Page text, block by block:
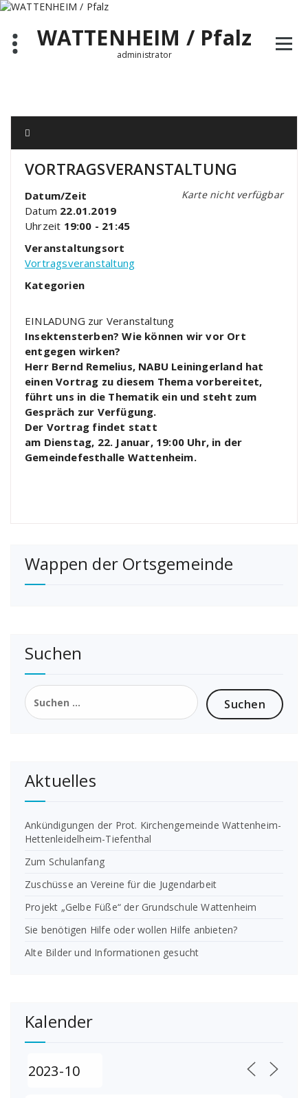
Zum
springenWATTENHEIM / Pfalz
administrator
VORTRAGSVERANSTALTUNG
Karte nicht verfügbar
Datum/Zeit
Datum 22.01.2019
Uhrzeit 19:00 - 21:45
Veranstaltungsort
Vortragsveranstaltung
Kategorien
EINLADUNG zur Veranstaltung
Insektensterben? Wie können wir vor Ort
entgegen wirken?
Herr Bernd Remelius, NABU Leiningerland hat
einen Vortrag zu diesem Thema vorbereitet,
führt uns in die Thematik ein und steht zum
Gespräch zur Verfügung.
Der Vortrag findet statt
am Dienstag, 22. Januar, 19:00 Uhr, in der
Gemeindefesthalle Wattenheim.
Wappen der Ortsgemeinde
Suchen
Suchen
nach:
Aktuelles
Ankündigungen der Prot. Kirchengemeinde Wattenheim-
Hettenleidelheim-Tiefenthal
Zum Schulanfang
Zuschüsse an Vereine für die Jugendarbeit
Projekt „Gelbe Füße“ der Grundschule Wattenheim
Sie benötigen Hilfe oder wollen Hilfe anbieten?
Alte Bilder und Informationen gesucht
Kalender